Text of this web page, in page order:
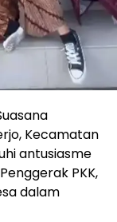
Kecamatan
antusiasme
PKK,
dalam